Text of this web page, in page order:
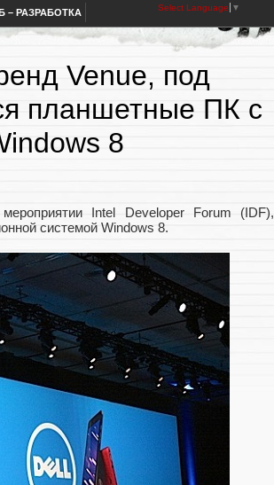
– РАЗРАБОТКА Select Language ▼
Venue, под
планшетные ПК с
8
Intel Developer Forum (IDF),
системой Windows 8.